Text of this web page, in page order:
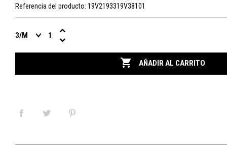
Referencia del producto: 19V2193319V38101
 AÑADIR AL CARRITO